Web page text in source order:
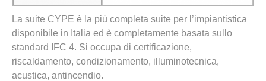
La suite CYPE è la più completa suite per l’impiantistica
disponibile in Italia ed è completamente basata sullo
standard IFC 4. Si occupa di certificazione,
riscaldamento, condizionamento, illuminotecnica,
acustica, antincendio.